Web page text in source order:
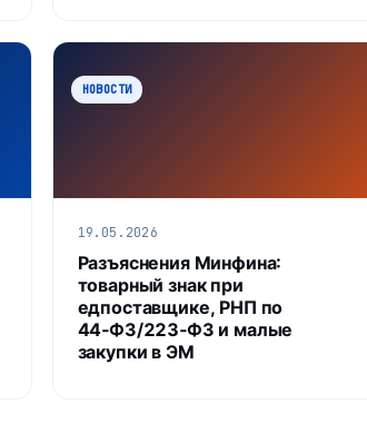
НОВОСТИ
19.05.2026
Разъяснения Минфина:
товарный знак при
едпоставщике, РНП по
44‑ФЗ/223‑ФЗ и малые
закупки в ЭМ